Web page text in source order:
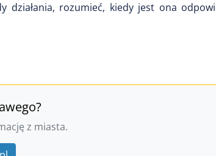
działania, rozumieć, kiedy jest ona
z miasta.